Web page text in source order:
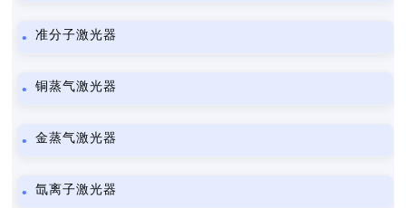
准分子激光器
铜蒸气激光器
金蒸气激光器
氙离子激光器